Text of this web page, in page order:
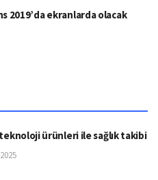
2019’da ekranlarda olacak
ürünleri ile sağlık takibi